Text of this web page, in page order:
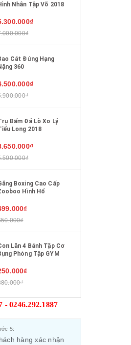
Nhân Tập Võ 2018
Cát Đứng Hạng
360
Đấm Đá Lò Xo Lý
Long 2018
Boxing Cao Cấp
Hình Hổ
Lăn 4 Bánh Tập Cơ
Phòng Tập GYM
- 0246.292.1887
5:
hàng xác nhận